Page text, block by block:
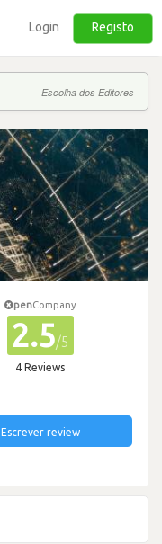
Login Registo
Escolha dos Editores
penCompany
2.5/5
4 Reviews
Escrever review